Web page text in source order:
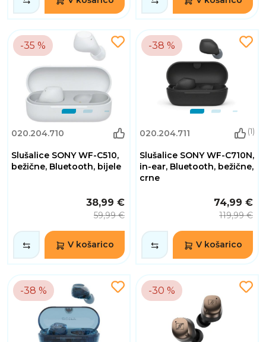
-35 %
020.204.710
Slušalice SONY WF-C510,
bežične, Bluetooth, bijele
38,99 €
59,99 €
V košarico
-38 %
020.204.711 (1)
Slušalice SONY WF-C710N,
in-ear, Bluetooth, bežične,
crne
74,99 €
119,99 €
V košarico
-38 % -30 %